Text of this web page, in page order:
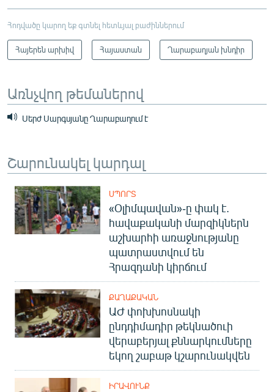
Հոդվածը կարող եք գտնել հետևյալ բաժիններում
Հայերեն արխիվ Հայաստան Ղարաբաղյան խնդիր
Առնչվող թեմաներով
Սերժ Սարգսյանը Ղարաբաղում է
Շարունակել կարդալ
ՍՊՈՐՏ
«Օլիմպավան»-ը փակ է.
հավաքականի մարզիկներն
աշխարհի առաջնությանը
պատրաստվում են
Հրազդանի կիրճում
ՔԱՂԱՔԱԿԱՆ
ԱԺ փոխխոսնակի
ընդդիմադիր թեկնածուի
վերաբերյալ քննարկումները
եկող շաբաթ կշարունակվեն
ԻՐԱՎՈՒՆՔ